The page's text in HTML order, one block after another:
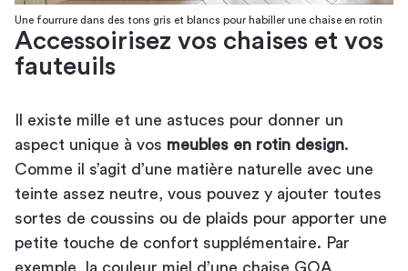
Une fourrure dans des tons gris et blancs pour habiller une chaise en rotin
Accessoirisez vos chaises et vos
fauteuils
Il existe mille et une astuces pour donner un
aspect unique à vos meubles en rotin design.
Comme il s’agit d’une matière naturelle avec une
teinte assez neutre, vous pouvez y ajouter toutes
sortes de coussins ou de plaids pour apporter une
petite touche de confort supplémentaire. Par
exemple, la couleur miel d’une chaise GOA